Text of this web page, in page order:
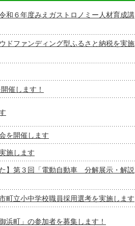
和６年度みえガストロノミー人材育成講
ドファンディング型ふるさと納税を実施
催します！
を開催します
施します
】第３回「電動自動車 分解展示・解説
町立小中学校職員採用選考を実施します
浜町」の参加者を募集します！